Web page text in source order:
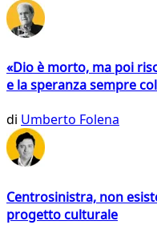
«Dio è morto, ma poi
e la speranza sempre
di Umberto Folena
Centrosinistra, non
progetto culturale